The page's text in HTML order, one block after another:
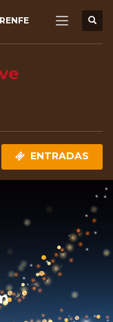
RENFE
ENTRADAS